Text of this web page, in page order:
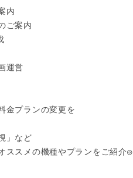
内
ご案内
運営
金プランの変更を
」など
ススメの機種やプランをご紹介◎